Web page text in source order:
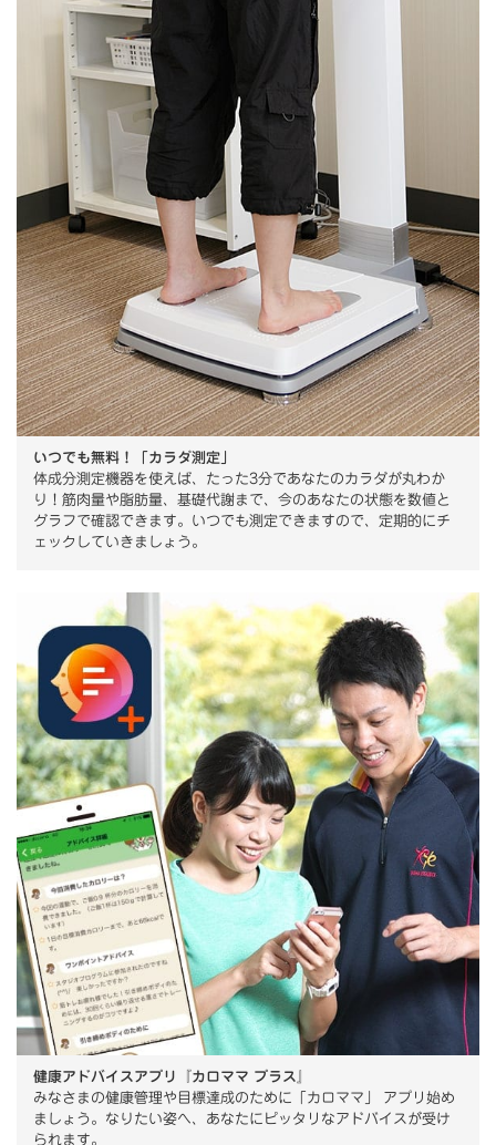
いつでも無料！「カラダ測定」
体成分測定機器を使えば、たった3分であなたのカラダが丸わか
り！筋肉量や脂肪量、基礎代謝まで、今のあなたの状態を数値と
グラフで確認できます。いつでも測定できますので、定期的にチ
ェックしていきましょう。
健康アドバイスアプリ『カロママ プラス』
みなさまの健康管理や目標達成のために「カロママ」 アプリ始め
ましょう。なりたい姿へ、あなたにピッタリなアドバイスが受け
られます。